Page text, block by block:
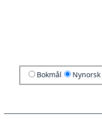
Bokmål Nynorsk